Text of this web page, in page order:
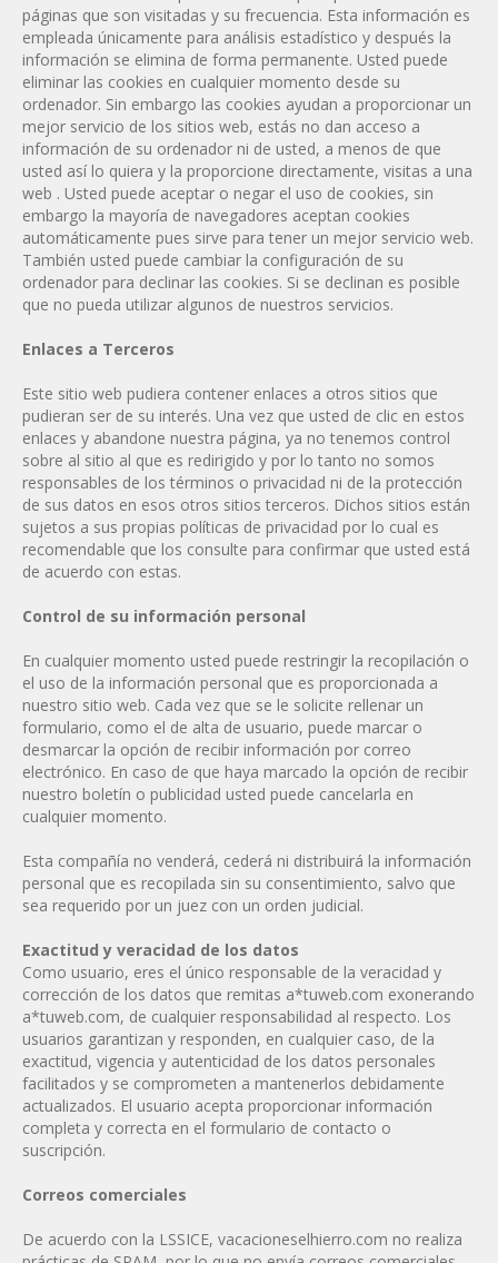
páginas que son visitadas y su frecuencia. Esta información es
empleada únicamente para análisis estadístico y después la
información se elimina de forma permanente. Usted puede
eliminar las cookies en cualquier momento desde su
ordenador. Sin embargo las cookies ayudan a proporcionar un
mejor servicio de los sitios web, estás no dan acceso a
información de su ordenador ni de usted, a menos de que
usted así lo quiera y la proporcione directamente, visitas a una
web . Usted puede aceptar o negar el uso de cookies, sin
embargo la mayoría de navegadores aceptan cookies
automáticamente pues sirve para tener un mejor servicio web.
También usted puede cambiar la configuración de su
ordenador para declinar las cookies. Si se declinan es posible
que no pueda utilizar algunos de nuestros servicios.
Enlaces a Terceros
Este sitio web pudiera contener enlaces a otros sitios que
pudieran ser de su interés. Una vez que usted de clic en estos
enlaces y abandone nuestra página, ya no tenemos control
sobre al sitio al que es redirigido y por lo tanto no somos
responsables de los términos o privacidad ni de la protección
de sus datos en esos otros sitios terceros. Dichos sitios están
sujetos a sus propias políticas de privacidad por lo cual es
recomendable que los consulte para confirmar que usted está
de acuerdo con estas.
Control de su información personal
En cualquier momento usted puede restringir la recopilación o
el uso de la información personal que es proporcionada a
nuestro sitio web. Cada vez que se le solicite rellenar un
formulario, como el de alta de usuario, puede marcar o
desmarcar la opción de recibir información por correo
electrónico. En caso de que haya marcado la opción de recibir
nuestro boletín o publicidad usted puede cancelarla en
cualquier momento.
Esta compañía no venderá, cederá ni distribuirá la información
personal que es recopilada sin su consentimiento, salvo que
sea requerido por un juez con un orden judicial.
Exactitud y veracidad de los datos
Como usuario, eres el único responsable de la veracidad y
corrección de los datos que remitas a*tuweb.com exonerando
a*tuweb.com, de cualquier responsabilidad al respecto. Los
usuarios garantizan y responden, en cualquier caso, de la
exactitud, vigencia y autenticidad de los datos personales
facilitados y se comprometen a mantenerlos debidamente
actualizados. El usuario acepta proporcionar información
completa y correcta en el formulario de contacto o
suscripción.
Correos comerciales
De acuerdo con la LSSICE, vacacioneselhierro.com no realiza